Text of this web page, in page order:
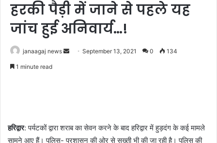
हरकी पैड़ी में जाने से पहले यह
जांच हुई अनिवार्य…!
janaagaj news
SendSeptember 13, 2021 0 134
1 minute read
हरिद्वार: पर्यटकों द्वारा शराब का सेवन करने के बाद हरिद्वार में हुड़दंग के कई मामले
सामने आए हैं। पुलिस- प्रशासन की ओर से सख्ती भी की जा रही है। पुलिस की